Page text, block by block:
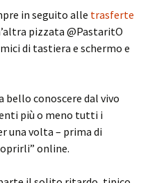
in seguito alle trasferte
pizzata @PastaritO
di tastiera e schermo e
bello conoscere dal vivo
più o meno tutti i
una volta – prima di
online.